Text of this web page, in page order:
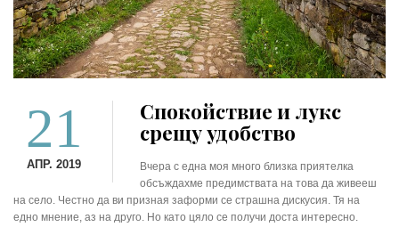
21
АПР. 2019
Спокойствие и лукс
срещу удобство
Вчера с една моя много близка приятелка
обсъждахме предимствата на това да живееш
на село. Честно да ви призная заформи се страшна дискусия. Тя на
едно мнение, аз на друго. Но като цяло се получи доста интересно.